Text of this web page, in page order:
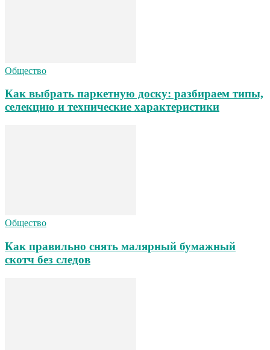
Общество
Как выбрать паркетную доску: разбираем типы,
селекцию и технические характеристики
Общество
Как правильно снять малярный бумажный
скотч без следов